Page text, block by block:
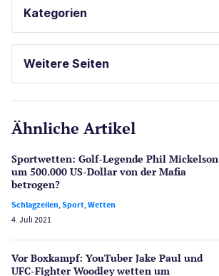
Kategorien
Gesetzgebung
Lotterie
Poker
Schlagzeilen
Weitere Seiten
CasinoOnline.de
PayPal Casinos
Novoline Casinos
Merkur Casinos
Ähnliche Artikel
Sportwetten: Golf-Legende Phil Mickelson
um 500.000 US-Dollar von der Mafia
betrogen?
Schlagzeilen,Sport,Wetten
4. Juli 2021
Vor Boxkampf: YouTuber Jake Paul und
UFC-Fighter Woodley wetten um